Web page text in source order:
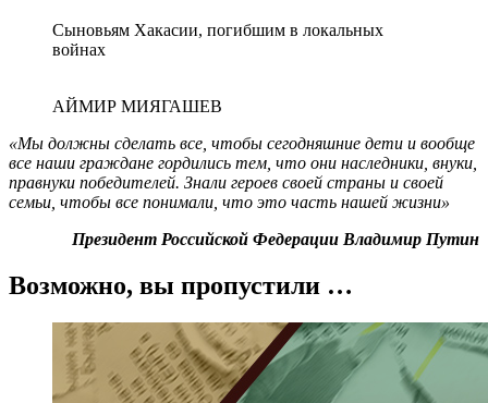
Сыновьям Хакасии, погибшим в локальных
войнах
АЙМИР МИЯГАШЕВ
«Мы должны сделать все, чтобы сегодняшние дети и вообще
все наши граждане гордились тем, что они наследники, внуки,
правнуки победителей. Знали героев своей страны и своей
семьи, чтобы все понимали, что это часть нашей жизни»
Президент Российской Федерации Владимир Путин
Возможно, вы пропустили …